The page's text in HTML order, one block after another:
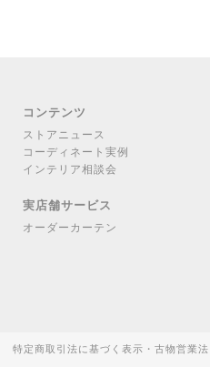
コンテンツ
ストアニュース
コーディネート実例
インテリア相談会
実店舗サービス
オーダーカーテン
特定商取引法に基づく表示・古物営業